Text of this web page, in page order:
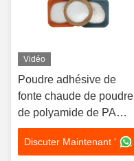
Vidéo
Poudre adhésive de
fonte chaude de poudre
de polyamide de PA
lavable 90 degrés pour
des tissus
Discuter Maintenant '